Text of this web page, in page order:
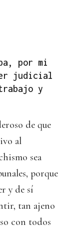
por mi
judicial
y
de que
al
sea
porque
y de sí
tan ajeno
con todos